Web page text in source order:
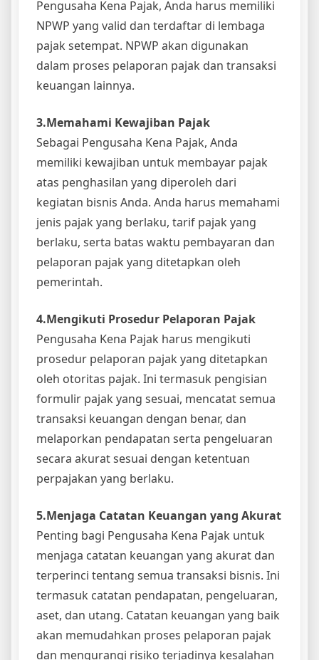
Pengusaha Kena Pajak, Anda harus memiliki
NPWP yang valid dan terdaftar di lembaga
pajak setempat. NPWP akan digunakan
dalam proses pelaporan pajak dan transaksi
keuangan lainnya.
3.Memahami Kewajiban Pajak
Sebagai Pengusaha Kena Pajak, Anda
memiliki kewajiban untuk membayar pajak
atas penghasilan yang diperoleh dari
kegiatan bisnis Anda. Anda harus memahami
jenis pajak yang berlaku, tarif pajak yang
berlaku, serta batas waktu pembayaran dan
pelaporan pajak yang ditetapkan oleh
pemerintah.
4.Mengikuti Prosedur Pelaporan Pajak
Pengusaha Kena Pajak harus mengikuti
prosedur pelaporan pajak yang ditetapkan
oleh otoritas pajak. Ini termasuk pengisian
formulir pajak yang sesuai, mencatat semua
transaksi keuangan dengan benar, dan
melaporkan pendapatan serta pengeluaran
secara akurat sesuai dengan ketentuan
perpajakan yang berlaku.
5.Menjaga Catatan Keuangan yang Akurat
Penting bagi Pengusaha Kena Pajak untuk
menjaga catatan keuangan yang akurat dan
terperinci tentang semua transaksi bisnis. Ini
termasuk catatan pendapatan, pengeluaran,
aset, dan utang. Catatan keuangan yang baik
akan memudahkan proses pelaporan pajak
dan mengurangi risiko terjadinya kesalahan